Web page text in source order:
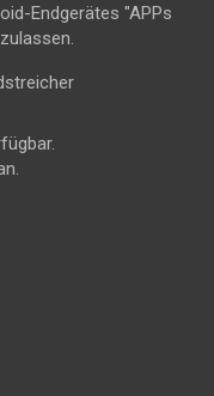
Endgerätes "APPs